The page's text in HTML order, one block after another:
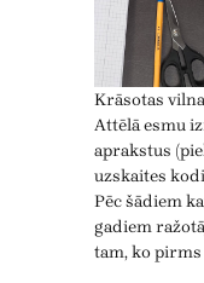
Krāsotas
Attēlā esmu
aprakstus
uzskaites
Pēc šādiem
gadiem
tam, ko